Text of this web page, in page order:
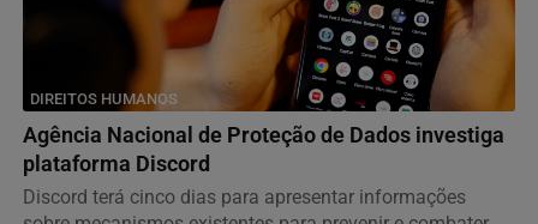
DIREITOS HUMANOS
Agência Nacional de Proteção de Dados investiga
plataforma Discord
Discord terá cinco dias para apresentar informações